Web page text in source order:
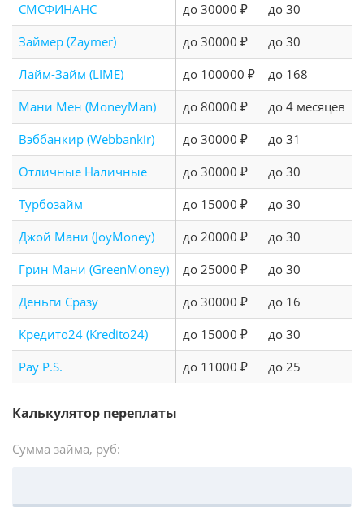
СМСФИНАНС
до 30000 ₽ до 30
Займер (Zaymer)
до 30000 ₽ до 30
Лайм-Займ (LIME)
до 100000 ₽ до 168
Мани Мен (MoneyMan)
до 80000 ₽ до 4 месяцев
Вэббанкир (Webbankir)
до 30000 ₽ до 31
Отличные Наличные
до 30000 ₽ до 30
Турбозайм
до 15000 ₽ до 30
Джой Мани (JoyMoney)
до 20000 ₽ до 30
Грин Мани (GreenMoney)
до 25000 ₽ до 30
Деньги Сразу
до 30000 ₽ до 16
Кредито24 (Kredito24)
до 15000 ₽ до 30
Pay P.S.
до 11000 ₽ до 25
Калькулятор переплаты
Сумма займа, руб: